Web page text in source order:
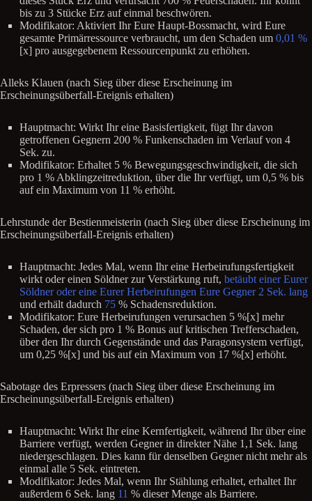
bis zu 3 Stücke Erz auf einmal beschwören.
Modifikator: Aktiviert Ihr Eure Haupt-Bossmacht, wird Eure
gesamte Primärressource verbraucht, um den Schaden um 0,01 %
[x] pro ausgegebenem Ressourcenpunkt zu erhöhen.
Alleks Klauen (nach Sieg über diese Erscheinung im
Erscheinungsüberfall-Ereignis erhalten)
Hauptmacht: Wirkt Ihr eine Basisfertigkeit, fügt Ihr davon
getroffenen Gegnern 200 % Funkenschaden im Verlauf von 4
Sek. zu.
Modifikator: Erhaltet 5 % Bewegungsgeschwindigkeit, die sich
pro 1 % Abklingzeitreduktion, über die Ihr verfügt, um 0,5 % bis
auf ein Maximum von 11 % erhöht.
Lehrstunde der Bestienmeisterin (nach Sieg über diese Erscheinung im
Erscheinungsüberfall-Ereignis erhalten)
Hauptmacht: Jedes Mal, wenn Ihr eine Herbeirufungsfertigkeit
wirkt oder einen Söldner zur Verstärkung ruft, betäubt einer Eurer
Söldner oder eine Eurer Herbeirufungen Eure Gegner 2 Sek. lang
und erhält dadurch 75 % Schadensreduktion.
Modifikator: Eure Herbeirufungen verursachen 5 %[x] mehr
Schaden, der sich pro 1 % Bonus auf kritischen Trefferschaden,
über den Ihr durch Gegenstände und das Paragonsystem verfügt,
um 0,25 %[x] und bis auf ein Maximum von 17 %[x] erhöht.
Sabotage des Erpressers (nach Sieg über diese Erscheinung im
Erscheinungsüberfall-Ereignis erhalten)
Hauptmacht: Wirkt Ihr eine Kernfertigkeit, während Ihr über eine
Barriere verfügt, werden Gegner in direkter Nähe 1,1 Sek. lang
niedergeschlagen. Dies kann für denselben Gegner nicht mehr als
einmal alle 5 Sek. eintreten.
Modifikator: Jedes Mal, wenn Ihr Stählung erhaltet, erhaltet Ihr
außerdem 6 Sek. lang 11 % dieser Menge als Barriere.